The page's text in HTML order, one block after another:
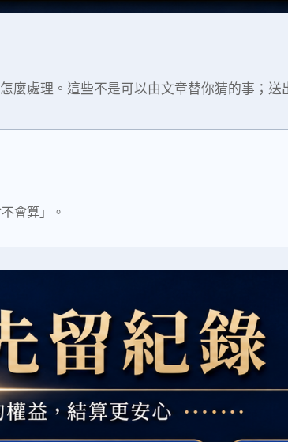
處理。這些不是可以由文章替你猜的事；送
會算」。